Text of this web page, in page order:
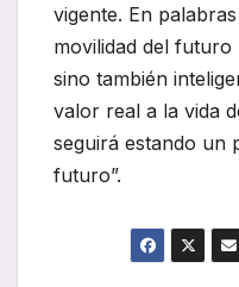
vigente. En
movilidad del
sino también
valor real a la vida
seguirá estando un
futuro”.